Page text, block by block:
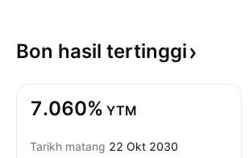
Bon hasil tertinggi
7.060% YTM
Tarikh matang 22 Okt 2030